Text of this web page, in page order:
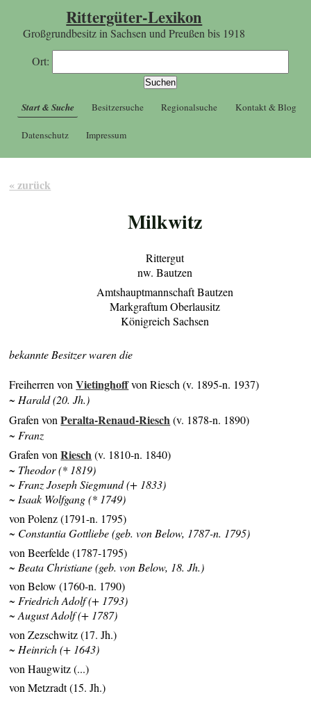
Rittergüter-Lexikon
Großgrundbesitz in Sachsen und Preußen bis 1918
Ort:
Start & Suche Besitzersuche Regionalsuche Kontakt & Blog
Datenschutz Impressum
« zurück
Milkwitz
Rittergut
nw. Bautzen
Amtshauptmannschaft Bautzen
Markgraftum Oberlausitz
Königreich Sachsen
bekannte Besitzer waren die
Freiherren vonVietinghoffvon Riesch (v. 1895-n. 1937)
~ Harald (20. Jh.)
Grafen vonPeralta-Renaud-Riesch(v. 1878-n. 1890)
~ Franz
Grafen vonRiesch(v. 1810-n. 1840)
~ Theodor (* 1819)
~ Franz Joseph Siegmund (+ 1833)
~ Isaak Wolfgang (* 1749)
von Polenz (1791-n. 1795)
~ Constantia Gottliebe (geb. von Below, 1787-n. 1795)
von Beerfelde (1787-1795)
~ Beata Christiane (geb. von Below, 18. Jh.)
von Below (1760-n. 1790)
~ Friedrich Adolf (+ 1793)
~ August Adolf (+ 1787)
von Zezschwitz (17. Jh.)
~ Heinrich (+ 1643)
von Haugwitz (...)
von Metzradt (15. Jh.)